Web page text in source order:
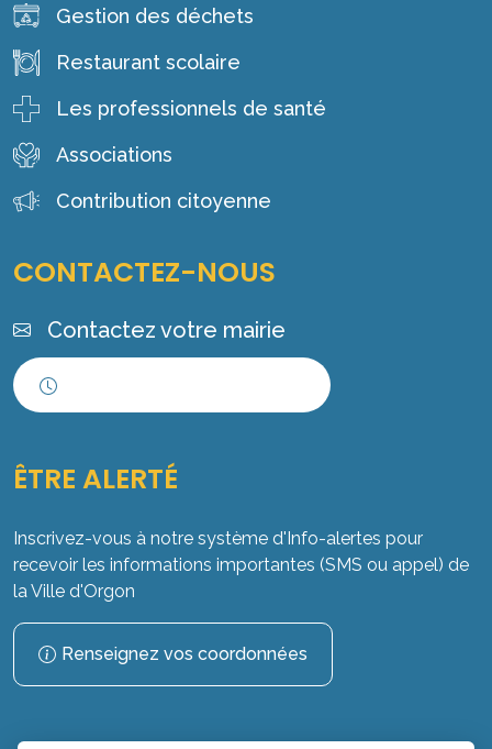
Gestion des déchets
Restaurant scolaire
Les professionnels de santé
Associations
Contribution citoyenne
CONTACTEZ-NOUS
Contactez votre mairie
ÊTRE ALERTÉ
Inscrivez-vous à notre système d'Info-alertes pour
recevoir les informations importantes (SMS ou appel) de
la Ville d'Orgon
Renseignez vos coordonnées